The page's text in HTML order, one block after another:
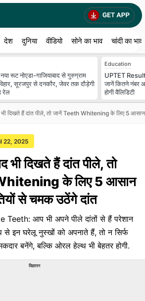
देश दुनिया वीडियो सोने का भाव चांदी का भाव
रूट नोएडा-गाजियाबाद से गुरुग्राम
सूरजपुर से दनकौर, जेवर तक दौड़ेगी
रेल
Education
UPTET Result
जानें कितने नंबर
होगी वैलिडिटी
दिखते हैं दांत पीले, तो जानें Teeth Whitening के लिए 5
22, 2025
भी दिखते हैं दांत पीले, तो
के लिए 5 आसान
से चमक उठेंगे दांत
Teeth: आप भी अपने पीले दांतों से हैं परेशान
से इन घरेलू नुस्खों को अपनाते हैं, तो न सिर्फ
बनेंगे, बल्कि ओरल हेल्थ भी बेहतर होगी.
विज्ञापन